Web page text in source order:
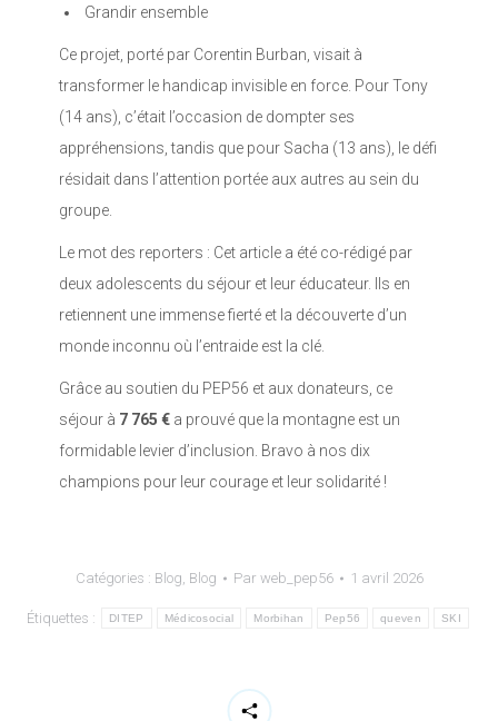
Grandir ensemble
Ce projet, porté par Corentin Burban, visait à
transformer le handicap invisible en force. Pour Tony
(14 ans), c’était l’occasion de dompter ses
appréhensions, tandis que pour Sacha (13 ans), le défi
résidait dans l’attention portée aux autres au sein du
groupe.
Le mot des reporters : Cet article a été co-rédigé par
deux adolescents du séjour et leur éducateur. Ils en
retiennent une immense fierté et la découverte d’un
monde inconnu où l’entraide est la clé.
Grâce au soutien du PEP56 et aux donateurs, ce
séjour à 7 765 €a prouvé que la montagne est un
formidable levier d’inclusion. Bravo à nos dix
champions pour leur courage et leur solidarité !
Catégories : Blog Blog Par web_pep56 1 avril 2026
Étiquettes : DITEP Médicosocial Morbihan Pep56 queven SKI